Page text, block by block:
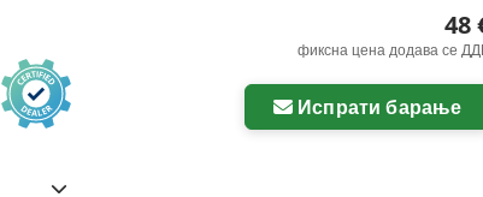
48
фиксна цена додава се
Испрати барање